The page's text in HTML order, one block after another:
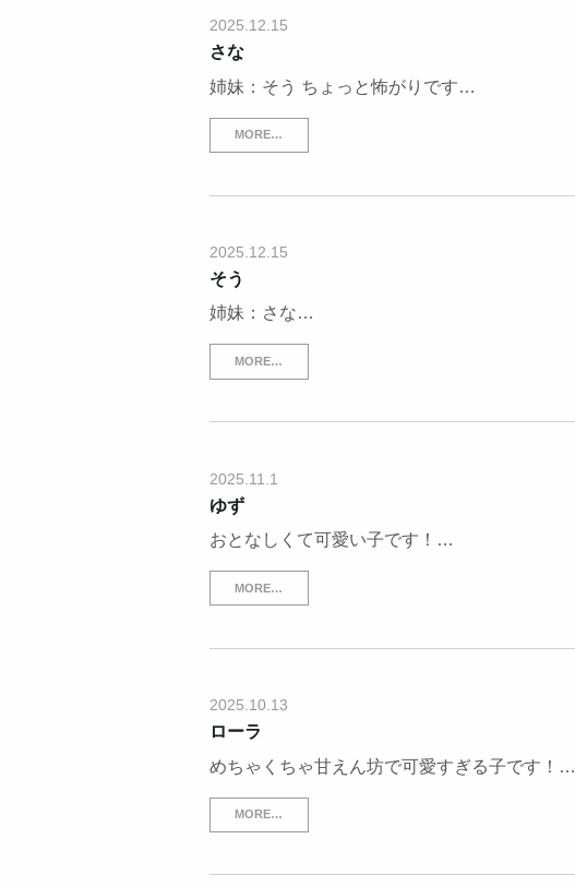
2025.12.15
さな
姉妹：そう ちょっと怖がりです…
MORE…
2025.12.15
そう
姉妹：さな…
MORE…
2025.11.1
ゆず
おとなしくて可愛い子です！…
MORE…
2025.10.13
ローラ
めちゃくちゃ甘えん坊で可愛すぎる子です！…
MORE…